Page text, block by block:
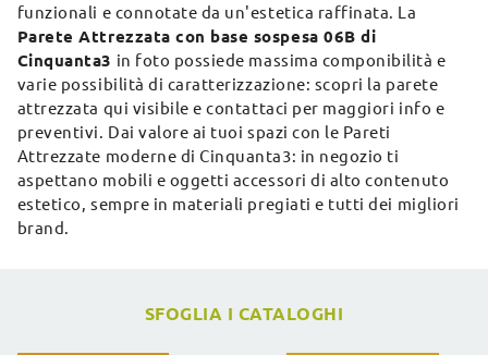
funzionali e connotate da un'estetica raffinata. La
Parete Attrezzata con base sospesa 06B di
Cinquanta3 in foto possiede massima componibilità e
varie possibilità di caratterizzazione: scopri la parete
attrezzata qui visibile e contattaci per maggiori info e
preventivi. Dai valore ai tuoi spazi con le Pareti
Attrezzate moderne di Cinquanta3: in negozio ti
aspettano mobili e oggetti accessori di alto contenuto
estetico, sempre in materiali pregiati e tutti dei migliori
brand.
SFOGLIA I CATALOGHI